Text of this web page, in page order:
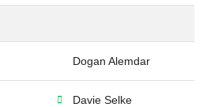
Dogan Alemdar
Davie Selke